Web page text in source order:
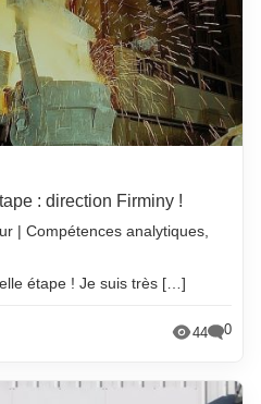
: direction Firminy !
| Compétences analytiques,
étape ! Je suis très […]
44 0